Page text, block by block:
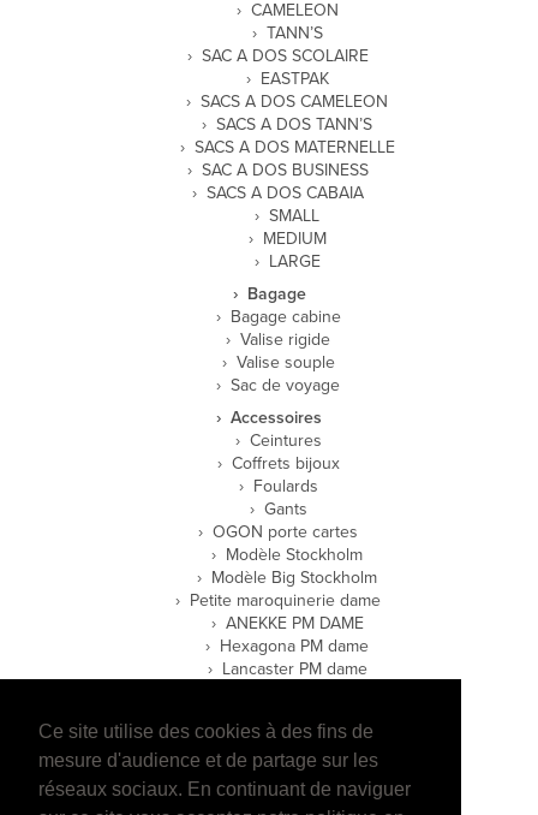
Ce site utilise des cookies à des fins de
mesure d'audience et de partage sur les
réseaux sociaux. En continuant de naviguer
CAMELEON
TANN’S
SAC A DOS SCOLAIRE
EASTPAK
SACS A DOS CAMELEON
SACS A DOS TANN’S
SACS A DOS MATERNELLE
SAC A DOS BUSINESS
SACS A DOS CABAIA
SMALL
MEDIUM
LARGE
Bagage
Bagage cabine
Valise rigide
Valise souple
Sac de voyage
Accessoires
Ceintures
Coffrets bijoux
Foulards
Gants
OGON porte cartes
Modèle Stockholm
Modèle Big Stockholm
Petite maroquinerie dame
ANEKKE PM DAME
Hexagona PM dame
Lancaster PM dame
Lancaster PM homme
Wylson PM Homme
E-boutique